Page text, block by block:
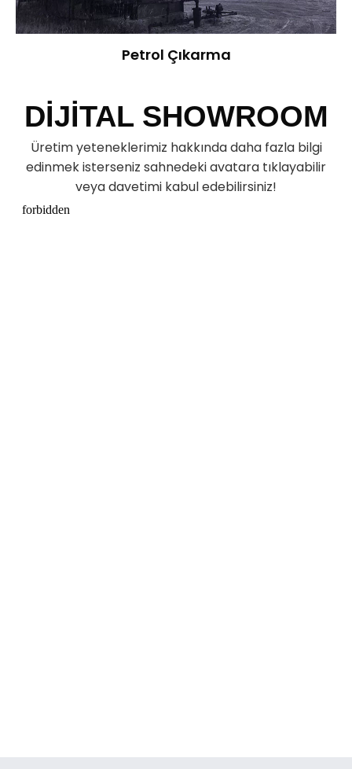
Petrol Çıkarma
DİJİTAL SHOWROOM
Üretim yeteneklerimiz hakkında daha fazla bilgi
edinmek isterseniz sahnedeki avatara tıklayabilir
veya davetimi kabul edebilirsiniz!